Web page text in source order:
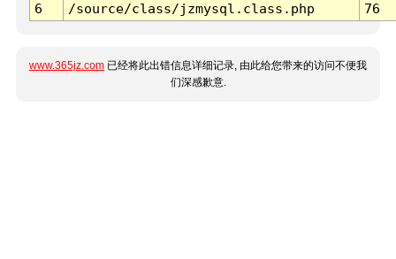
6
/source/class/jzmysql.class.php 76
www.365jz.com 已经将此出错信息详细记录, 由此给您带来的访问不便我
们深感歉意.